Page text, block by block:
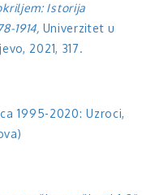
Istorija
1914, Univerzitet u
2021, 317.
1995-2020: Uzroci,